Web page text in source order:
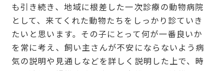
も引き続き、地域に根差した一次診療の動物病院
として、来てくれた動物たちをしっかり診ていき
たいと思います。その子にとって何が一番良いか
を常に考え、飼い主さんが不安にならないよう病
気の説明や見通しなどを詳しく説明した上で、時